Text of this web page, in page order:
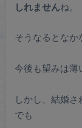
しれませんね。
そうなるとなか
今後も望みは薄
しかし、結婚
でも